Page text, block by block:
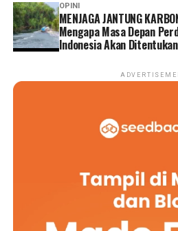
OPINI
MENJAGA JANTUNG
Mengapa Masa Depan
Indonesia Akan